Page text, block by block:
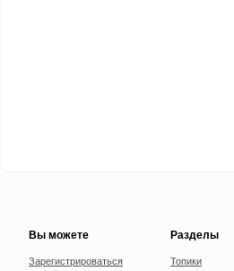
Вы можете
Зарегистрироваться
Разделы
Топики